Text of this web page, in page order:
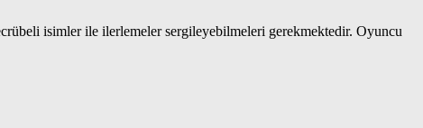
isimler ile ilerlemeler sergileyebilmeleri gerekmektedir. Oyuncu